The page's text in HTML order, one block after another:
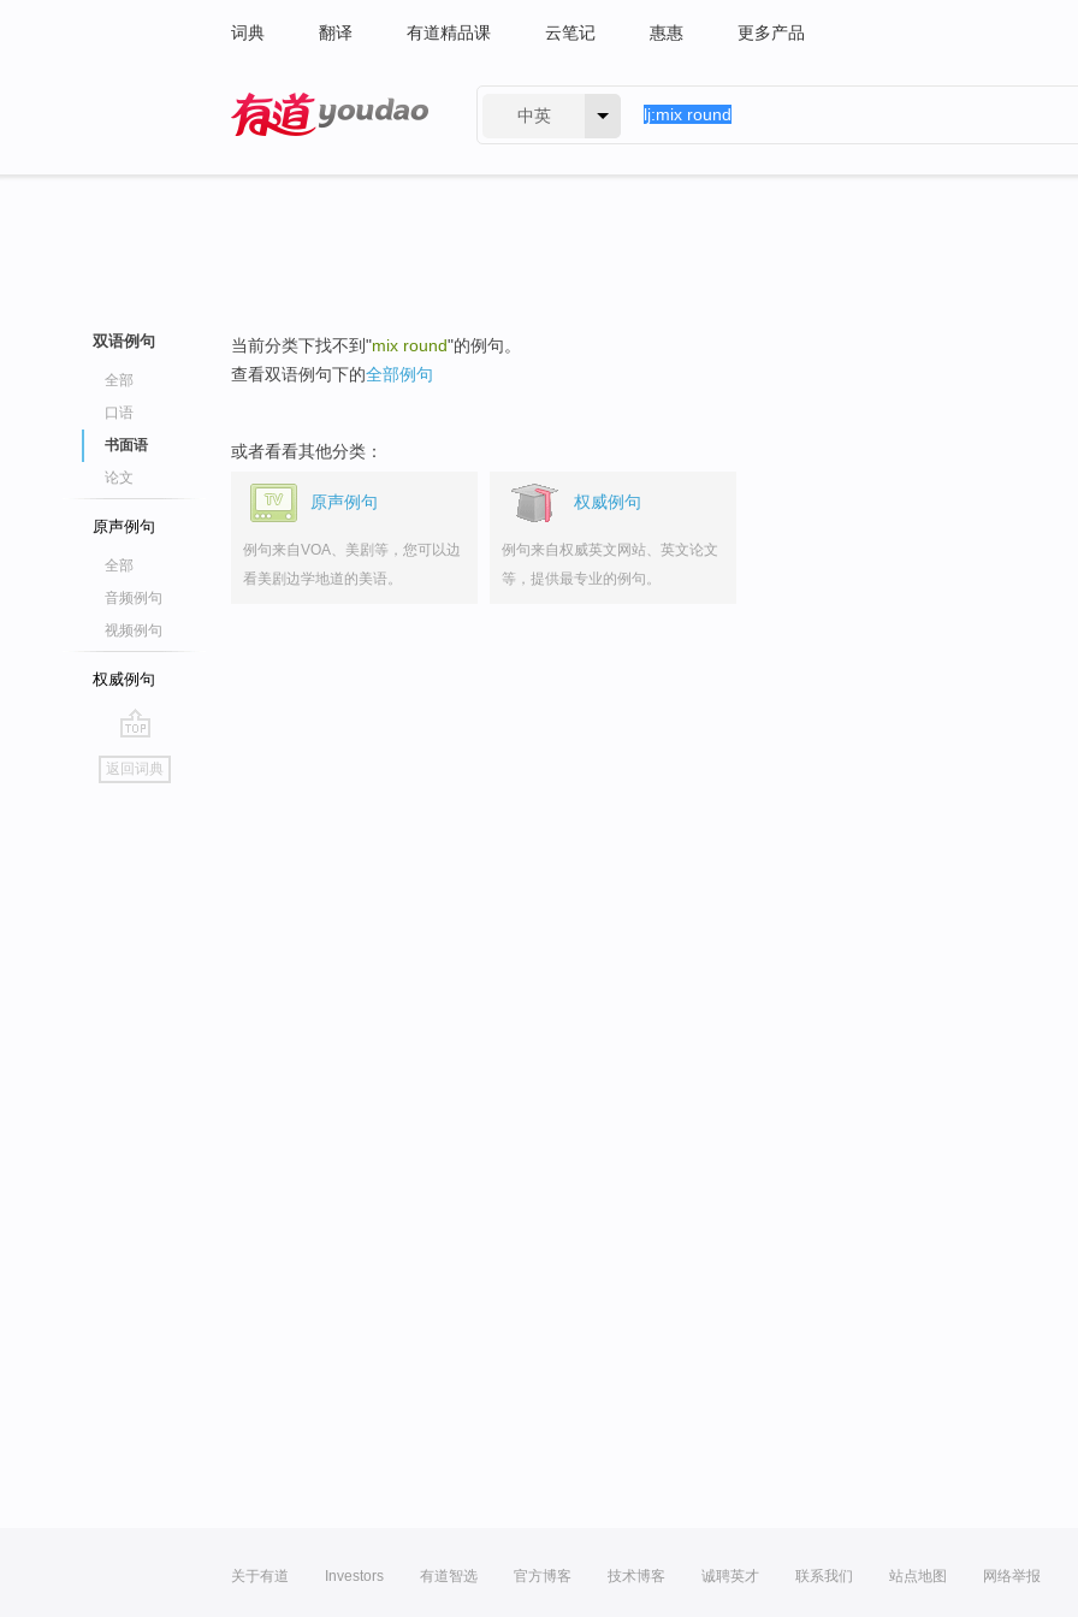
词典 翻译 有道精品课 云笔记 惠惠 更多产品
中英
双语例句
全部
口语
书面语
论文
原声例句
全部
音频例句
视频例句
权威例句
go
top
返回词典
当前分类下找不到"mix round"的例句。
查看双语例句下的全部例句
或者看看其他分类：
原声例句
例句来自VOA、美剧等，您可以边
看美剧边学地道的美语。
权威例句
例句来自权威英文网站、英文论文
等，提供最专业的例句。
关于有道 Investors 有道智选 官方博客 技术博客 诚聘英才 联系我们 站点地图 网络举报